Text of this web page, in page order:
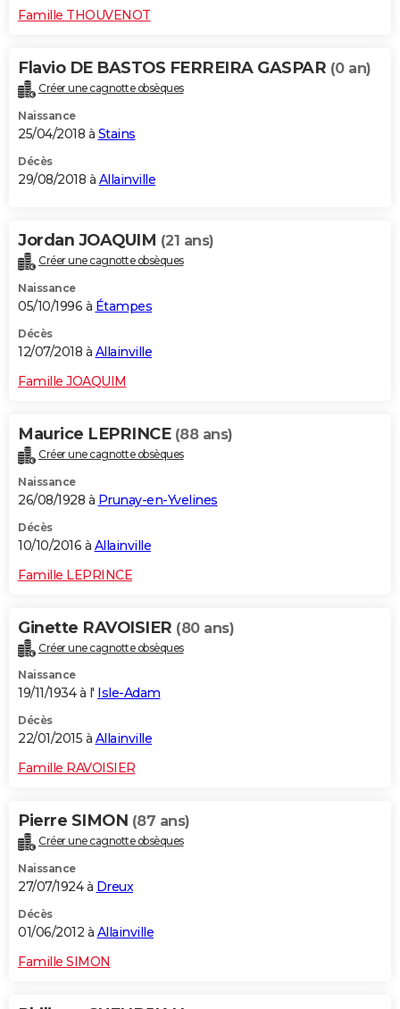
Famille THOUVENOT
Flavio DE BASTOS FERREIRA GASPAR (0 an)
Créer une cagnotte obsèques
Naissance
25/04/2018 à Stains
Décès
29/08/2018 à Allainville
Jordan JOAQUIM (21 ans)
Créer une cagnotte obsèques
Naissance
05/10/1996 à Étampes
Décès
12/07/2018 à Allainville
Famille JOAQUIM
Maurice LEPRINCE (88 ans)
Créer une cagnotte obsèques
Naissance
26/08/1928 à Prunay-en-Yvelines
Décès
10/10/2016 à Allainville
Famille LEPRINCE
Ginette RAVOISIER (80 ans)
Créer une cagnotte obsèques
Naissance
19/11/1934 à l' Isle-Adam
Décès
22/01/2015 à Allainville
Famille RAVOISIER
Pierre SIMON (87 ans)
Créer une cagnotte obsèques
Naissance
27/07/1924 à Dreux
Décès
01/06/2012 à Allainville
Famille SIMON